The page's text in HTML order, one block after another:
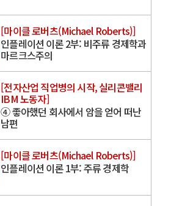
[마이클 로버츠(Michael Roberts)]
인플레이션 이론 2부: 비주류 경제학과
마르크스주의
[전자산업 직업병의 시작, 실리콘밸리
IBM 노동자]
④ 좋아했던 회사에서 암을 얻어 떠난
남편
[마이클 로버츠(Michael Roberts)]
인플레이션 이론 1부: 주류 경제학